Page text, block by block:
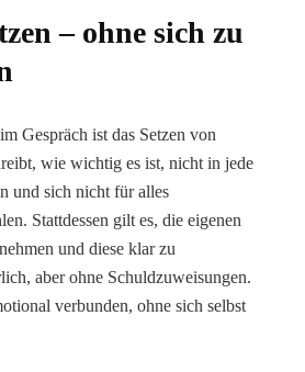
– ohne sich zu
Gespräch ist das Setzen von
wie wichtig es ist, nicht in jede
und sich nicht für alles
Stattdessen gilt es, die eigenen
und diese klar zu
aber ohne Schuldzuweisungen.
verbunden, ohne sich selbst